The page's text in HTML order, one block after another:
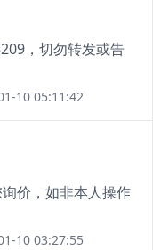
，切勿转发或告
10 05:11:42
价，如非本人操作
10 03:27:55